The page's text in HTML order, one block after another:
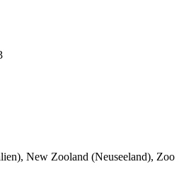
New Zooland (Neuseeland), Zoo